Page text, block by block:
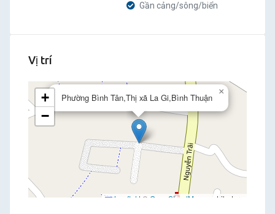
Gần cảng/sông/biển
Vị trí
Phường Bình Tân,Thị xã La Gi,Bình Thuận
×
+
−
Leaflet | © OpenStreetMap contributors